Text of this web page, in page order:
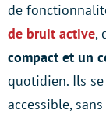
de
de bruit active,
compact et un
quotidien. Ils
accessible,